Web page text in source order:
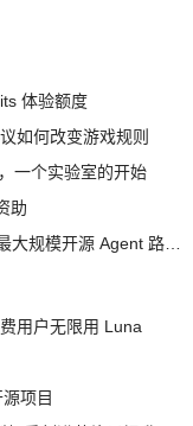
体验额度
如何改变游戏规则
一个实验室的开始
助
用户无限用 Luna
项目